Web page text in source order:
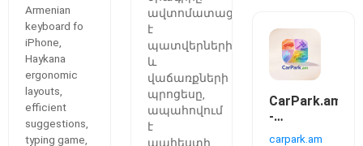
Armenian
keyboard fo
iPhone,
Haykana
ergonomic
layouts,
efficient
suggestions,
typing game,
ավտոմատացնում
է
պատվերների
և
վաճառքների
պրոցեսը,
ապահովում
է
պահեստի
CarPark.am
-
Հայկական
carpark.am